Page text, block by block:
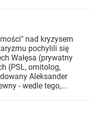
nad kryzysem
pochylili się
Wałęsa (prywatny
(PSL, ornitolog,
Aleksander
- wedle tego,...